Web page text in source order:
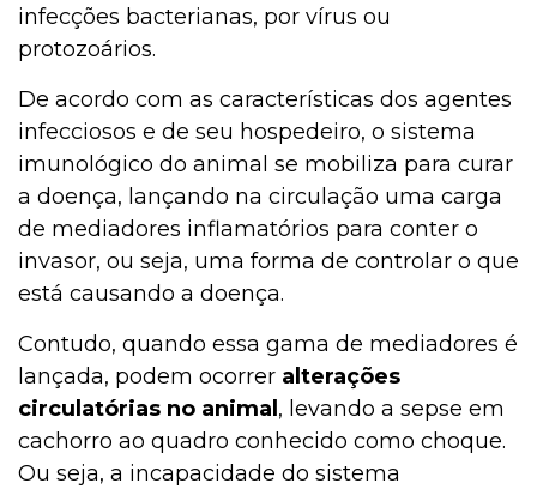
infecções bacterianas, por vírus ou
protozoários.
De acordo com as características dos agentes
infecciosos e de seu hospedeiro, o sistema
imunológico do animal se mobiliza para curar
a doença, lançando na circulação uma carga
de mediadores inflamatórios para conter o
invasor, ou seja, uma forma de controlar o que
está causando a doença.
Contudo, quando essa gama de mediadores é
lançada, podem ocorrer alterações
circulatórias no animal , levando a sepse em
cachorro ao quadro conhecido como choque.
Ou seja, a incapacidade do sistema